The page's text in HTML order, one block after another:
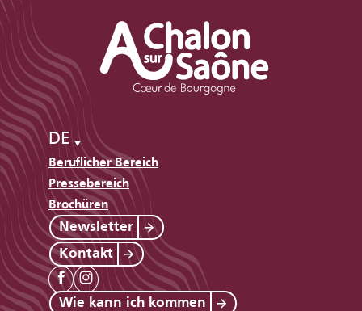
DE
Beruflicher Bereich
Pressebereich
Brochüren
Newsletter
Kontakt
Wie kann ich kommen